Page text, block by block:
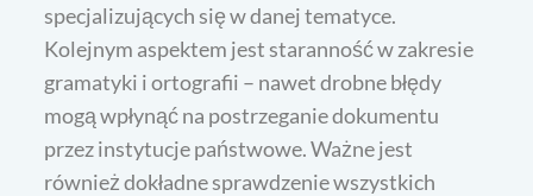
specjalizujących się w danej tematyce.
Kolejnym aspektem jest staranność w zakresie
gramatyki i ortografii – nawet drobne błędy
mogą wpłynąć na postrzeganie dokumentu
przez instytucje państwowe. Ważne jest
również dokładne sprawdzenie wszystkich